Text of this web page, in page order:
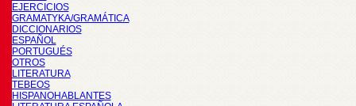
EJERCICIOS
GRAMATYKA/GRAMÁTICA
DICCIONARIOS
ESPAÑOL
PORTUGUÉS
OTROS
LITERATURA
TEBEOS
HISPANOHABLANTES